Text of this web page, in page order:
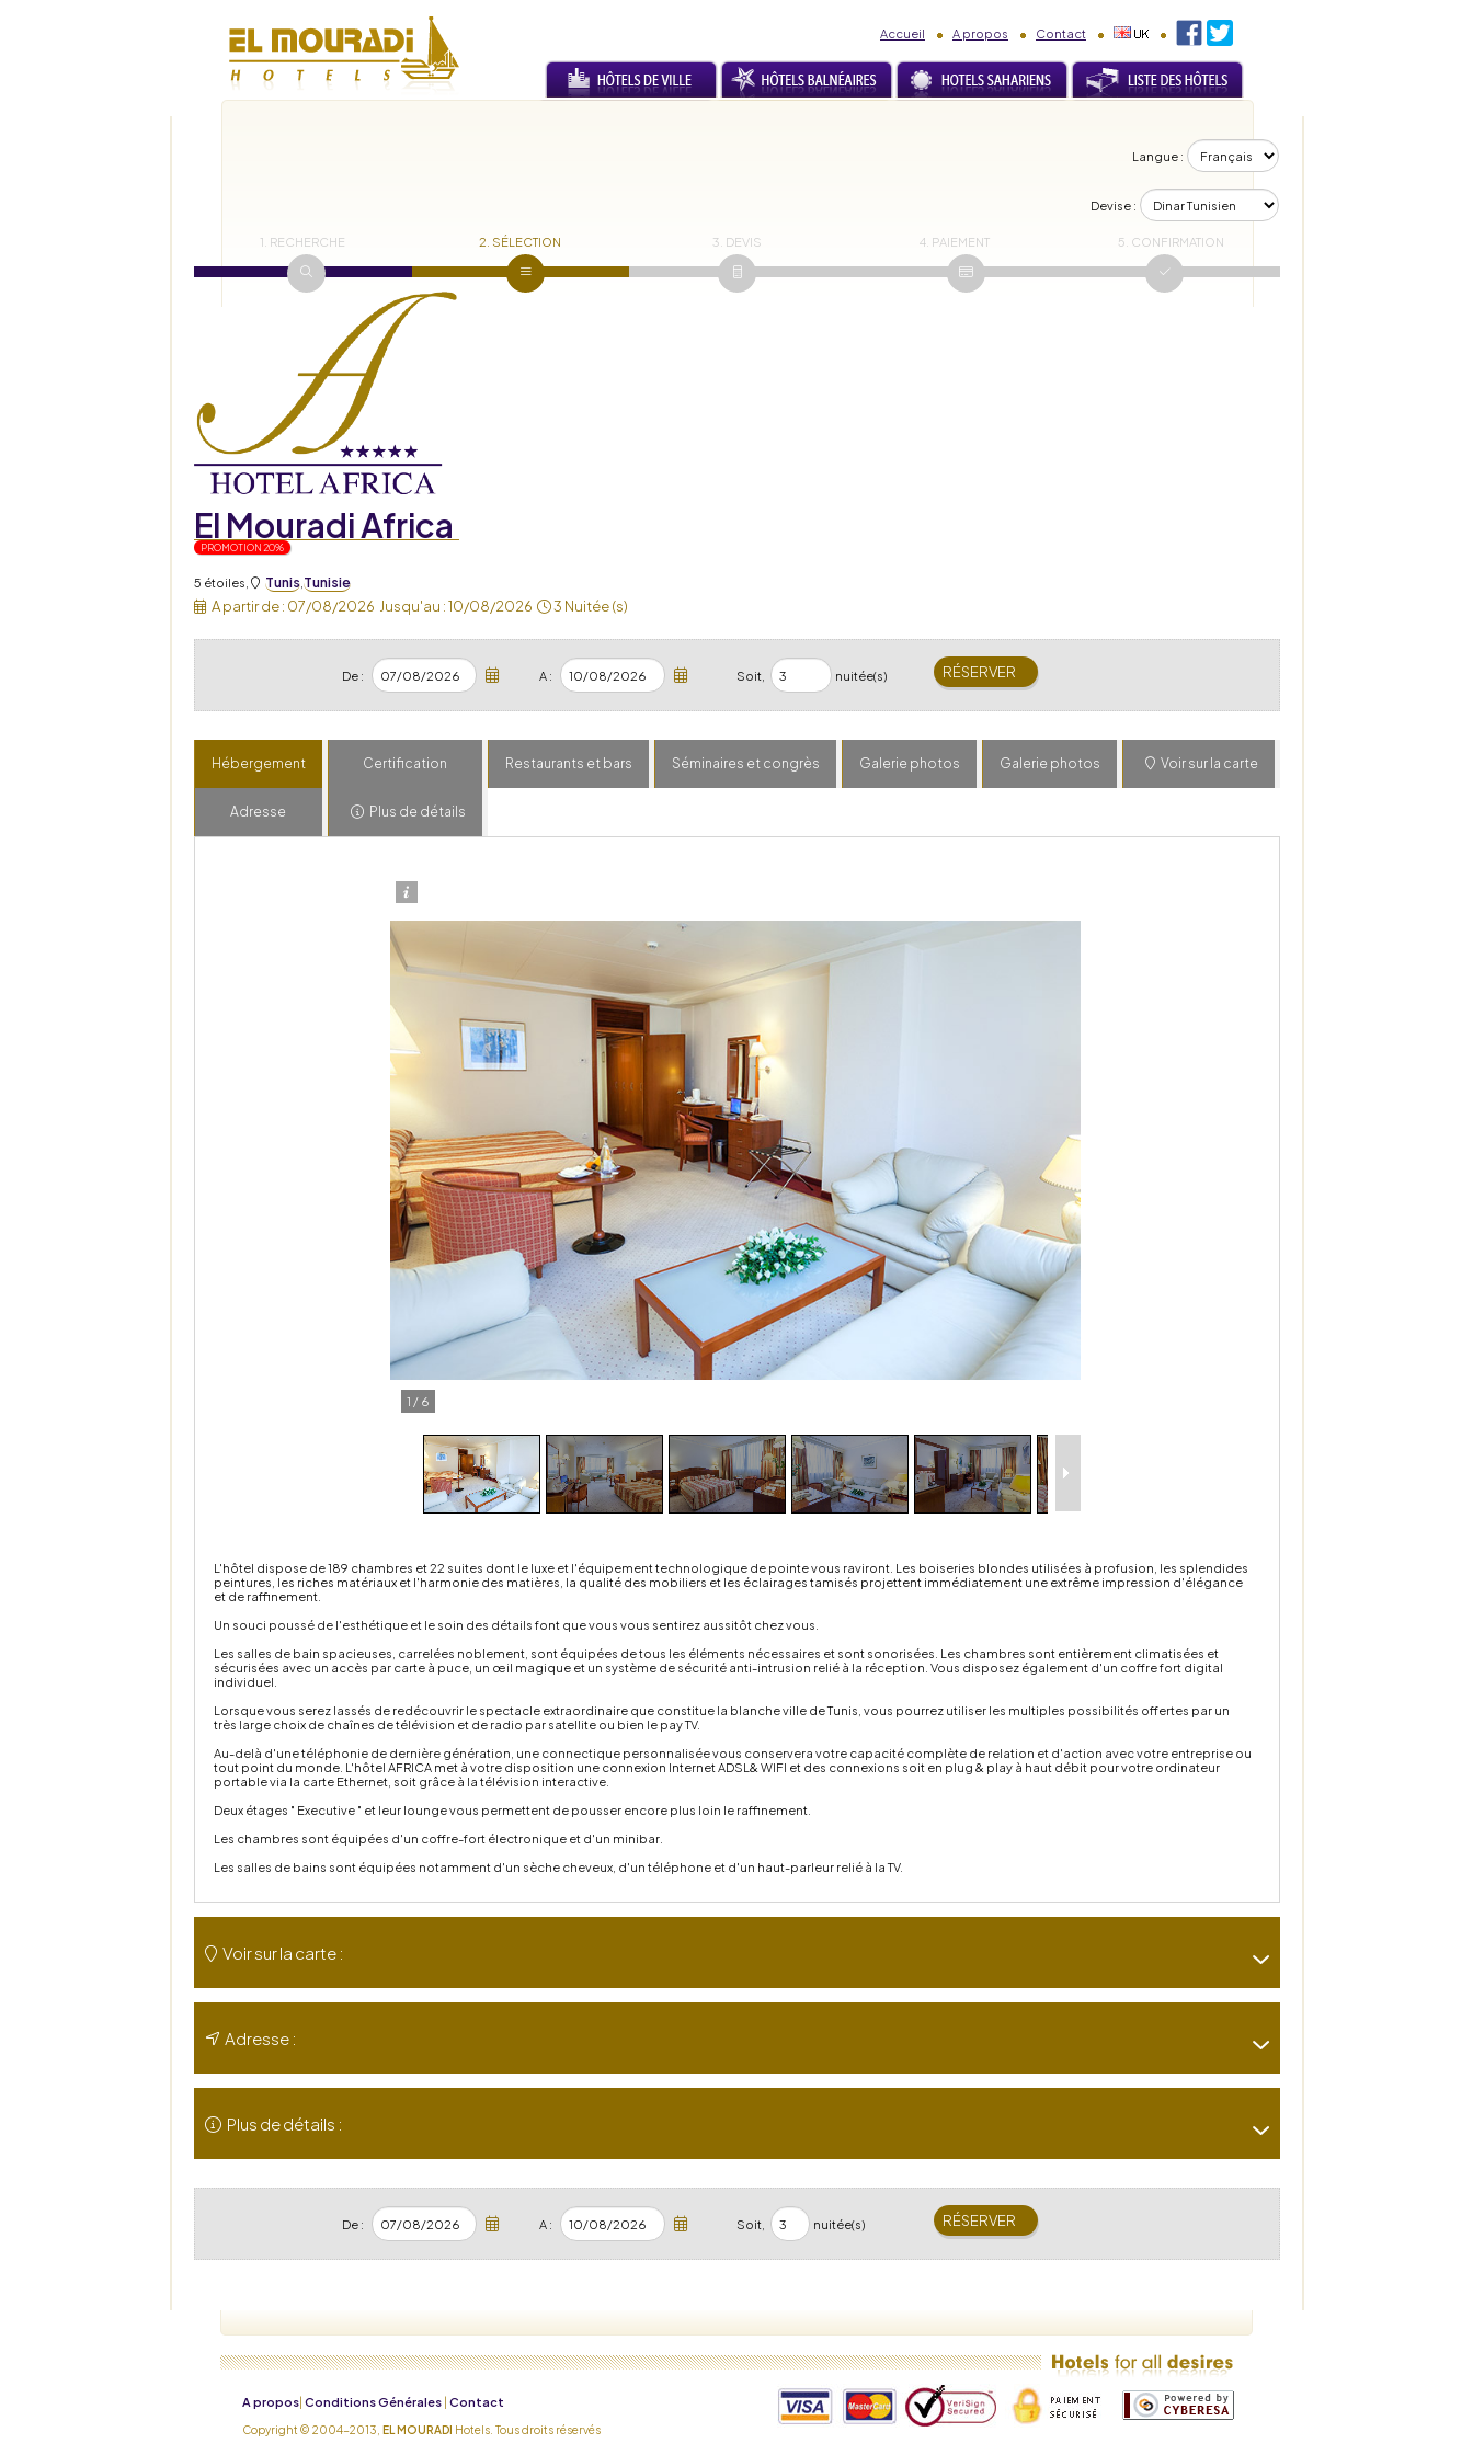
Accueil A propos Contact
Langue :
Devise :
1. RECHERCHE 2. SÉLECTION 3. DEVIS 4. PAIEMENT 5. CONFIRMATION
El Mouradi Africa
PROMOTION 20%
5 étoiles Tunis, Tunisie
A partir de : 07/08/2026 Jusqu'au :10/08/2026 3 Nuitée (s)
De : A : Soit, nuitée(s)
Hébergement Certification Restaurants et bars Séminaires et congrès Galerie photos Galerie photos Voir sur la carte
Adresse Plus de détails
1 / 6
L'hôtel dispose de 189 chambres et 22 suites dont le luxe et l'équipement technologique de pointe vous raviront. Les boiseries blondes utilisées à profusion, les splendides
peintures, les riches matériaux et l'harmonie des matières, la qualité des mobiliers et les éclairages tamisés projettent immédiatement une extrême impression d'élégance
et de raffinement.
Un souci poussé de l'esthétique et le soin des détails font que vous vous sentirez aussitôt chez vous.
Les salles de bain spacieuses, carrelées noblement, sont équipées de tous les éléments nécessaires et sont sonorisées. Les chambres sont entièrement climatisées et
sécurisées avec un accès par carte à puce, un œil magique et un système de sécurité anti-intrusion relié à la réception. Vous disposez également d'un coffre fort digital
individuel.
Lorsque vous serez lassés de redécouvrir le spectacle extraordinaire que constitue la blanche ville de Tunis, vous pourrez utiliser les multiples possibilités offertes par un
très large choix de chaînes de télévision et de radio par satellite ou bien le pay TV.
Au-delà d'une téléphonie de dernière génération, une connectique personnalisée vous conservera votre capacité complète de relation et d'action avec votre entreprise ou
tout point du monde. L'hôtel AFRICA met à votre disposition une connexion Internet ADSL& WIFI et des connexions soit en plug & play à haut débit pour votre ordinateur
portable via la carte Ethernet, soit grâce à la télévision interactive.
Deux étages " Executive " et leur lounge vous permettent de pousser encore plus loin le raffinement.
Les chambres sont équipées d'un coffre-fort électronique et d'un minibar.
Les salles de bains sont équipées notamment d'un sèche cheveux, d'un téléphone et d'un haut-parleur relié à la TV.
Voir sur la carte :
Adresse :
Plus de détails :
De : A : Soit, nuitée(s)
A propos Conditions Générales Contact
Copyright © 2004-2013, EL MOURADI Hotels. Tous droits réservés